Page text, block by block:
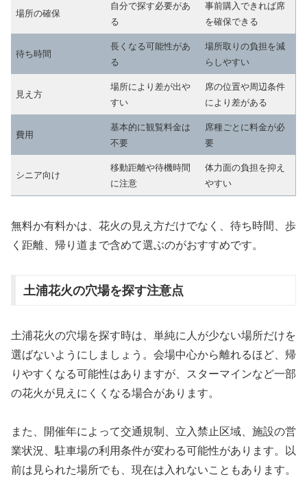
場所の確保
自分で探す必要があ
る
事前購入できれば席
を確保できる
待ち時間
長くなる可能性があ
る
場所取りの負担を減
らしやすい
見え方
場所により差が出や
すい
席の位置や周辺条件
により差がある
費用
基本的に観覧料金は
不要
席種ごとに料金が必
要
シニア向け
移動距離や待機時間
に注意
体力面の負担を抑え
やすい
無料か有料かは、花火の見え方だけでなく、待ち時間、歩
く距離、帰り道まで含めて選ぶのがおすすめです。
土浦花火の穴場を探す注意点
土浦花火の穴場を探す時は、単純に人が少ない場所だけを
選ばないようにしましょう。会場中心から離れるほど、帰
りやすくなる可能性はありますが、スターマインなど一部
の花火が見えにくくなる場合があります。
また、開催年によって交通規制、立入禁止区域、施設の営
業状況、駐車場の利用条件が変わる可能性があります。以
前は見られた場所でも、現在は入れないこともあります。